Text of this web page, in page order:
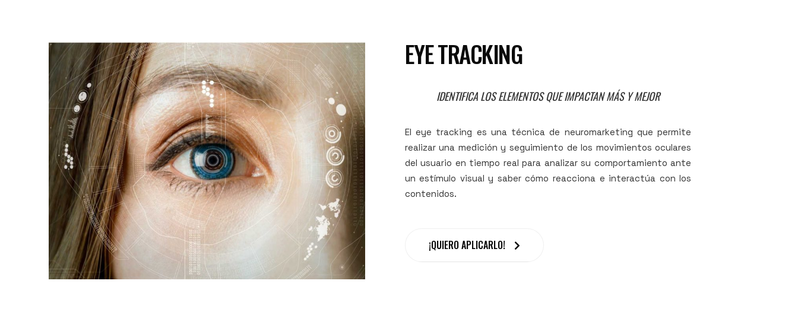
EYE TRACKING
IDENTIFICA LOS ELEMENTOS QUE IMPACTAN MÁS Y MEJOR
El eye tracking es una técnica de neuromarketing que permite
realizar una medición y seguimiento de los movimientos oculares
del usuario en tiempo real para analizar su comportamiento ante
un estímulo visual y saber cómo reacciona e interactúa con los
contenidos.
¡QUIERO APLICARLO!